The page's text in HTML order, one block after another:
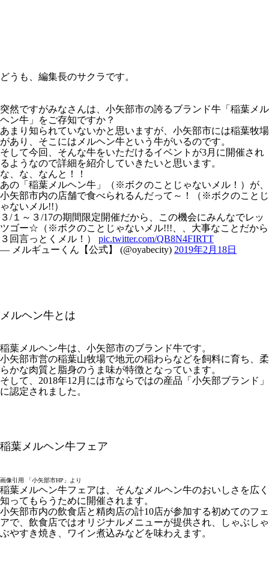
どうも、編集長のサクラです。
突然ですがみなさんは、小矢部市の誇るブランド牛「稲葉メル
ヘン牛」をご存知ですか？
あまり知られていないかと思いますが、小矢部市には稲葉牧場
があり、そこにはメルヘン牛という牛がいるのです。
そして今回、そんな牛をいただけるイベントが3月に開催され
るようなので詳細を紹介していきたいと思います。
な、な、なんと！！
あの「稲葉メルヘン牛」（※ボクのことじゃないメル！）が、
小矢部市内の店舗で食べられるんだって～！（※ボクのことじ
ゃないメル!!）
３/１～３/17の期間限定開催だから、この機会にみんなでレッ
ツゴー☆（※ボクのことじゃないメル!!!、、大事なことだから
３回言っとくメル！） pic.twitter.com/QB8N4FIRTT
— メルギューくん【公式】 (@oyabecity) 2019年2月18日
メルヘン牛とは
稲葉メルヘン牛は、小矢部市のブランド牛です。
小矢部市営の稲葉山牧場で地元の稲わらなどを飼料に育ち、柔
らかな肉質と脂身のうま味が特徴となっています。
そして、2018年12月には市ならではの産品「小矢部ブランド」
に認定されました。
稲葉メルヘン牛フェア
画像引用 「小矢部市HP」より
稲葉メルヘン牛フェアは、そんなメルヘン牛のおいしさを広く
知ってもらうために開催されます。
小矢部市内の飲食店と精肉店の計10店が参加する初めてのフェ
アで、飲食店ではオリジナルメニューが提供され、しゃぶしゃ
ぶやすき焼き、ワイン煮込みなどを味わえます。